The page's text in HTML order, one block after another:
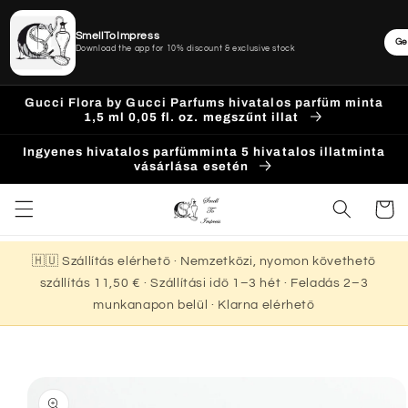
Ugrás a
tartalomhoz
Gucci Flora by Gucci Parfums hivatalos parfüm minta
1,5 ml 0,05 fl. oz. megszűnt illat
Ingyenes hivatalos parfümminta 5 hivatalos illatminta
vásárlása esetén
Kosár
🇭🇺 Szállítás elérhető · Nemzetközi, nyomon követhető
szállítás 11,50 € · Szállítási idő 1–3 hét · Feladás 2–3
munkanapon belül · Klarna elérhető
a
SmellToImpress
Download the app for 10% discount & exclusive stock